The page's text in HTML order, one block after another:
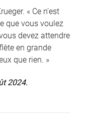
« Ce n’est
que vous voulez
devez attendre
en grande
que rien. »
2024.